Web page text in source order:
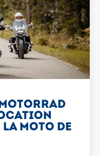
LA MOTO DE